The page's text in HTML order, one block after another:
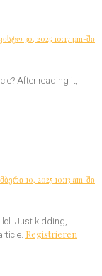
30, 2025 10:17 pm-ში
After reading it, I
10, 2025 10:13 am-ში
lol. Just kidding,
Registrieren